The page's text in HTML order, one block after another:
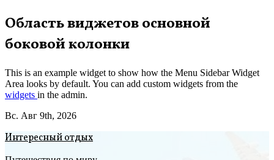
Перейти
к
содержимому
Область виджетов основной
боковой колонки
This is an example widget to show how the Menu Sidebar Widget
Area looks by default. You can add custom widgets from the
widgets in the admin.
Вс. Авг 9th, 2026
Интересный отдых